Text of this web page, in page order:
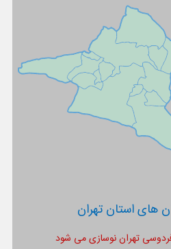
های استان تهران
تهران نوسازی می شود